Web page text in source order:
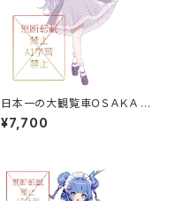
日本一の大観覧車ＯＳＡＫＡ Ｗ
ＨＥＥＬ × Vtuberコラボ A2サ
イズタペストリー（縦長）
¥7,700